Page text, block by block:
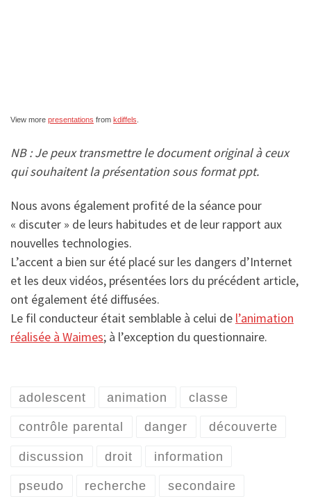
View more presentations from kdiffels
NB : Je peux transmettre le document original à ceux
qui souhaitent la présentation sous format ppt.
Nous avons également profité de la séance pour
« discuter » de leurs habitudes et de leur rapport aux
nouvelles technologies.
L’accent a bien sur été placé sur les dangers d’Internet
et les deux vidéos, présentées lors du précédent article,
ont également été diffusées.
Le fil conducteur était semblable à celui de l’animation
réalisée à Waimes; à l’exception du questionnaire.
adolescent animation classe
contrôle parental danger découverte
discussion droit information
pseudo recherche secondaire